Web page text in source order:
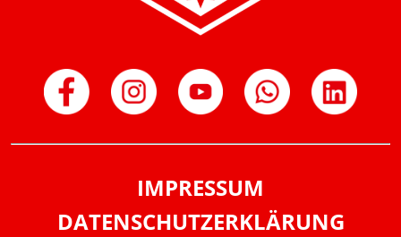
IMPRESSUM
DATENSCHUTZERKLÄRUNG